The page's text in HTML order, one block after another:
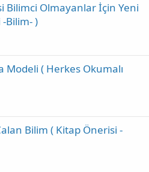
Bilimci Olmayanlar İçin Yeni
Bilim- )
Modeli ( Herkes Okumalı
Bilim ( Kitap Önerisi -